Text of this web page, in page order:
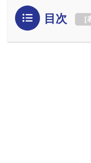
目次 [